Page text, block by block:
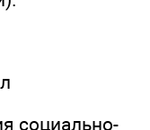
социально-